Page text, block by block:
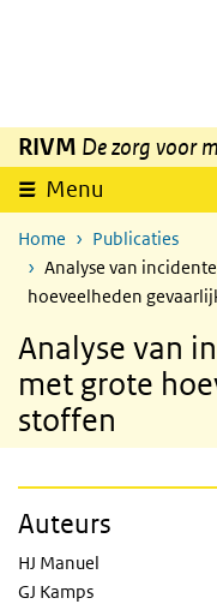
Overslaan en naar de
RIVM De zorg voor
Menu
Home
Publicaties
Analyse van
hoeveelheden
Analyse van
met grote
stoffen
Auteurs
HJ Manuel
GJ Kamps